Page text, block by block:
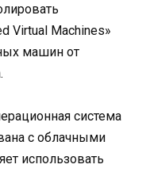
Virtual Machines»
машин от
система
с облачными
использовать